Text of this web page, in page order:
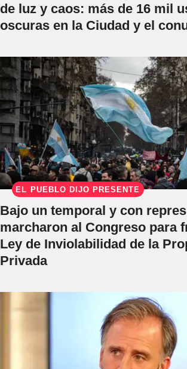
de luz y caos: más de 16 mil
oscuras en la Ciudad y el
EL PUEBLO DIJO PRESENTE
Bajo un temporal y con
marcharon al Congreso para
Ley de Inviolabilidad de la
Privada